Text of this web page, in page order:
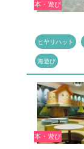
本・遊び
ヒヤリハット
海遊び
本・遊び